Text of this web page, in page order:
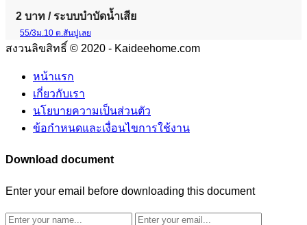
2 บาท / ระบบบำบัดน้ำเสีย
55/3ม.10 ต.สันปูเลย
สงวนลิขสิทธิ์ © 2020 - Kaideehome.com
หน้าแรก
เกี่ยวกับเรา
นโยบายความเป็นส่วนตัว
ข้อกำหนดและเงื่อนไขการใช้งาน
Download document
Enter your email before downloading this document